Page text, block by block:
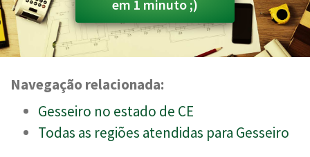
em 1 minuto ;)
Navegação relacionada:
Gesseiro no estado de CE
Todas as regiões atendidas para Gesseiro